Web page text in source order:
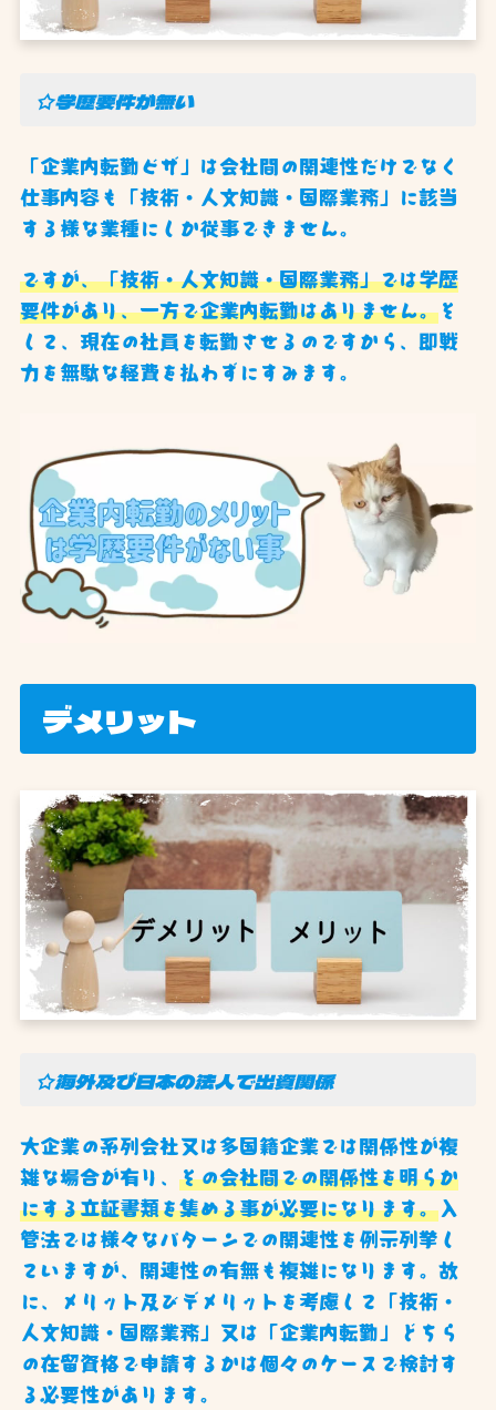
☆学歴要件が無い
「企業内転勤ビザ」は会社間の関連性だけでなく
仕事内容も「技術・人文知識・国際業務」に該当
する様な業種にしか従事できません。
ですが、「技術・人文知識・国際業務」では学歴
要件があり、一方で企業内転勤はありません。そ
して、現在の社員を転勤させるのですから、即戦
力を無駄な経費を払わずにすみます。
デメリット
☆海外及び日本の法人で出資関係
大企業の系列会社又は多国籍企業では関係性が複
雑な場合が有り、 その会社間での関係性を明らか
にする立証書類を集める事が必要になります。入
管法では様々なパターンでの関連性を例示列挙し
ていますが、関連性の有無も複雑になります。故
に、メリット及びデメリットを考慮して「技術・
人文知識・国際業務」又は「企業内転勤」どちら
の在留資格で申請するかは個々のケースで検討す
る必要性があります。